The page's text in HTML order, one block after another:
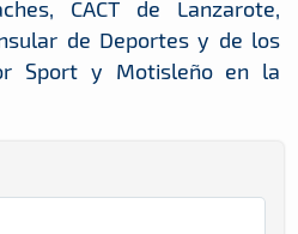
CACT de Lanzarote,
de Deportes y de los
Sport y Motisleño en la